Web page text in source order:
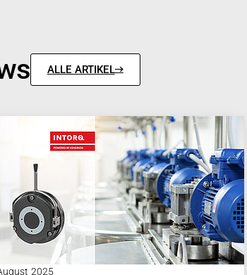
ALLE ARTIKEL
2025